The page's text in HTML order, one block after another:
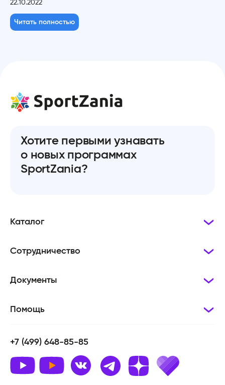
22.10.2022
Читать полностью
Хотите первыми узнавать
о новых программах
SportZania?
Каталог
Сотрудничество
Документы
Помощь
+7 (499) 648-85-85